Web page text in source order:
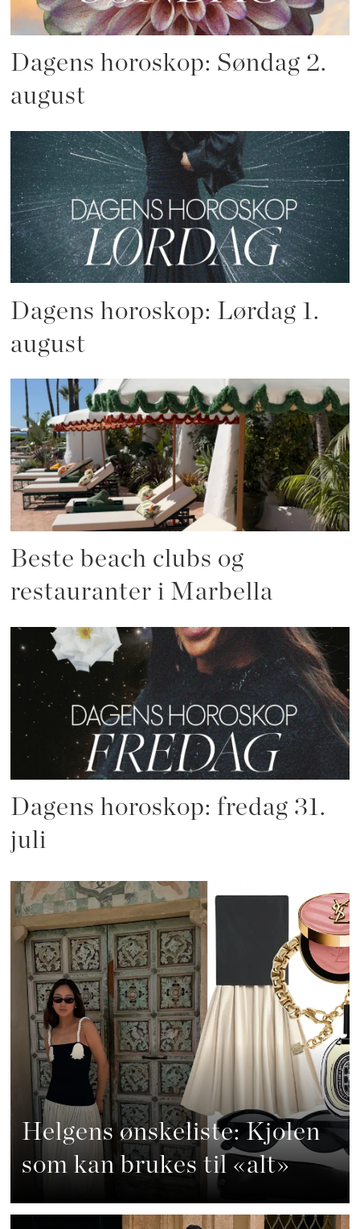
Dagens horoskop: Søndag 2.
august
Dagens horoskop: Lørdag 1.
august
Beste beach clubs og
restauranter i Marbella
Dagens horoskop: fredag 31.
juli
Helgens ønskeliste: Kjolen
som kan brukes til «alt»